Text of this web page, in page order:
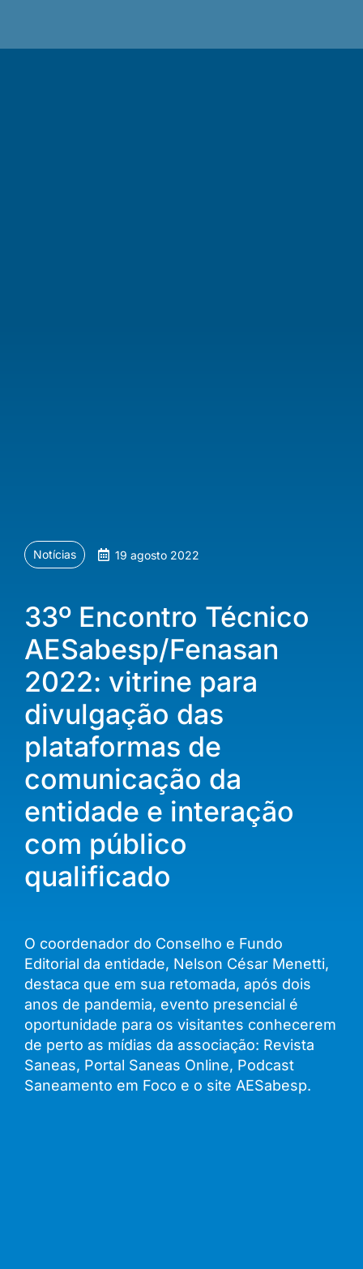
Notícias 19 agosto 2022
33º Encontro Técnico
AESabesp/Fenasan
2022: vitrine para
divulgação das
plataformas de
comunicação da
entidade e interação
com público
qualificado
O coordenador do Conselho e Fundo
Editorial da entidade, Nelson César Menetti,
destaca que em sua retomada, após dois
anos de pandemia, evento presencial é
oportunidade para os visitantes conhecerem
de perto as mídias da associação: Revista
Saneas, Portal Saneas Online, Podcast
Saneamento em Foco e o site AESabesp.